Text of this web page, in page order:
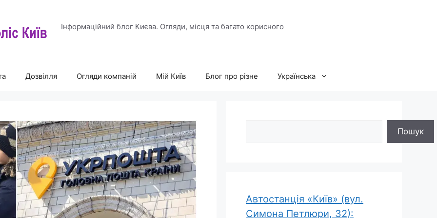
Інформаційний блог Києва. Огляди, місця та багато корисного
Дозвілля Огляди компаній Мій Київ Блог про різне Українська
Пошук
Автостанція «Київ» (вул.
Симона Петлюри, 32):